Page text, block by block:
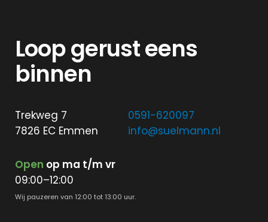
Loop gerust eens
binnen
Trekweg 7
7826 EC Emmen
0591-620097
info@suelmann.nl
Open op ma t/m vr
09:00–12:00
Wij pauzeren van 12:00 tot 13:00 uur.